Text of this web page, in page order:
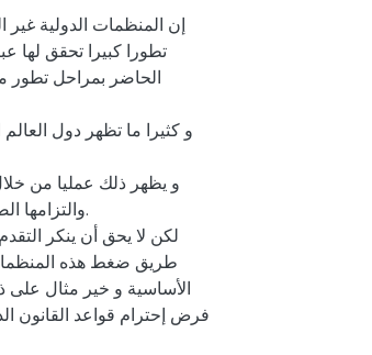
إن المنظمات الدولية
تطورا كبيرا تحقق لها
الحاضر بمراحل تطور
و كثيرا ما تظهر دول
و يظهر ذلك عمليا من
والتزامها
لكن لا يحق أن ينكر
طريق ضغط هذه المنظمات
الأساسية و خير مثال على
فرض إحترام قواعد القانون